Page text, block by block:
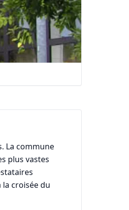
La commune
plus vastes
croisée du